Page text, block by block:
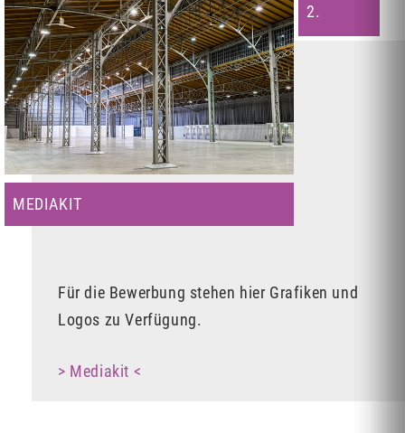
MEDIAKIT
2.
Für die Bewerbung stehen hier Grafiken und
Logos zu Verfügung.
> Mediakit <